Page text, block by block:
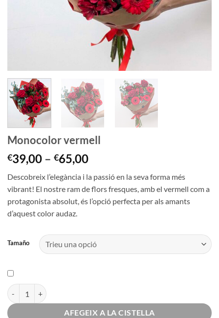
Monocolor vermell
€39,00 – €65,00Interval
preus:
€39,00
a
Descobreix l’elegància i la passió en la seva forma més
vibrant! El nostre ram de flors fresques, amb el vermell com a
protagonista absolut, és l’opció perfecta per als amants
d’aquest color audaz.
Tamaño
quantitat de Monocolor vermell
AFEGEIX A LA CISTELLA